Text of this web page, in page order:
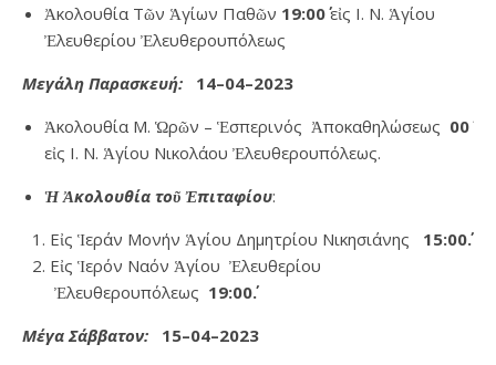
Ἀκολουθία Τῶν Ἁγίων Παθῶν 19:00΄εἰς Ι. Ν. Ἁγίου
Ἐλευθερίου Ἐλευθερουπόλεως
Μεγάλη Παρασκευή: 14–04–2023
Ἀκολουθία Μ. Ὡρῶν – Ἑσπερινός Ἀποκαθηλώσεως 00΄
εἰς Ι. Ν. Ἁγίου Νικολάου Ἐλευθερουπόλεως.
Ἡ Ἀκολουθία τοῦ Ἐπιταφίου:
Εἰς Ἱεράν Μονήν Ἁγίου Δημητρίου Νικησιάνης 15:00΄.
Εἰς Ἱερόν Ναόν Ἁγίου Ἐλευθερίου
Ἐλευθερουπόλεως 19:00΄.
Μέγα Σάββατον: 15–04–2023